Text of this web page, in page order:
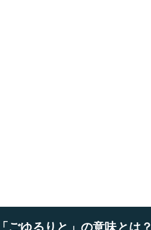
「ごゆるりと」の意味とは？